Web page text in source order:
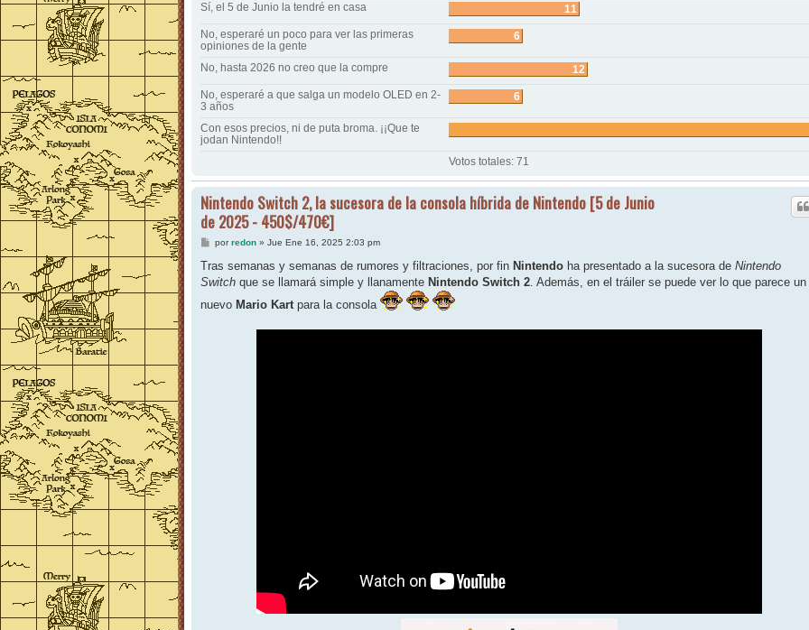
Sí, el 5 de Junio la tendré en casa 11
No, esperaré un poco para ver las primeras
opiniones de la gente
6
No, hasta 2026 no creo que la compre 12
No, esperaré a que salga un modelo OLED en 2-
3 años
6
Con esos precios, ni de puta broma. ¡¡Que te
jodan Nintendo!!
Votos totales: 71
Nintendo Switch 2, la sucesora de la consola híbrida de Nintendo [5 de Junio
de 2025 - 450$/470€]
M
n
a
e
porredon» Jue Ene 16, 2025 2:03 pm
Tras semanas y semanas de rumores y filtraciones, por fin Nintendo ha presentado a la sucesora de Nintendo
Switch que se llamará simple y llanamente Nintendo Switch 2. Además, en el tráiler se puede ver lo que parece un
nuevo Mario Kartpara la consola